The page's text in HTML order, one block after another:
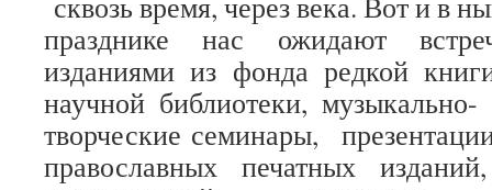
празднике нас ожидают
изданиями из фонда редкой
научной библиотеки, музыкально-
творческие семинары,
православных печатных